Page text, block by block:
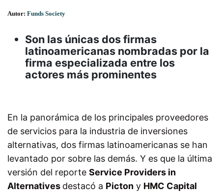
Autor: Funds Society
Son las únicas dos firmas
latinoamericanas nombradas por la
firma especializada entre los
actores más prominentes
En la panorámica de los principales proveedores
de servicios para la industria de inversiones
alternativas, dos firmas latinoamericanas se han
levantado por sobre las demás. Y es que la última
versión del reporte Service Providers in
Alternatives destacó a Picton y HMC Capital